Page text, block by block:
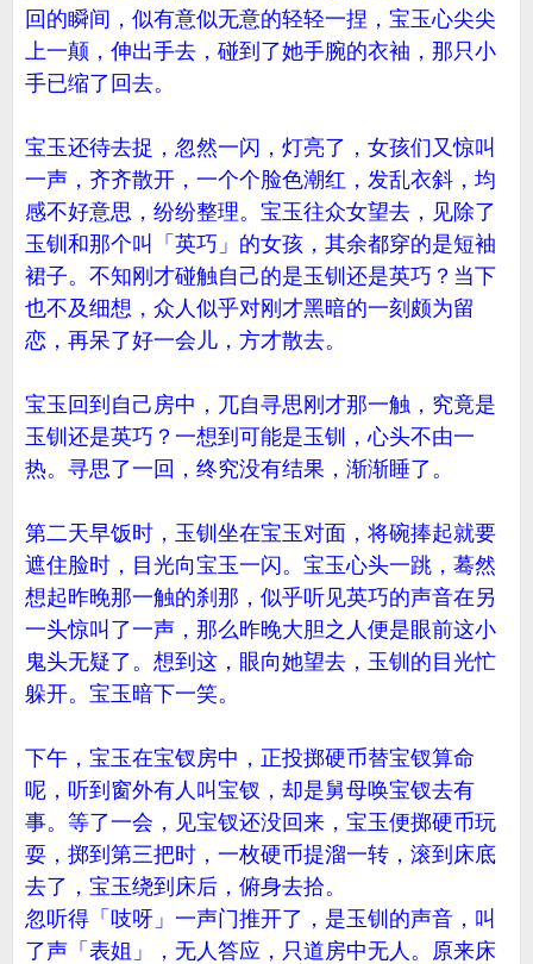
回的瞬间，似有意似无意的轻轻一捏，宝玉心尖尖
上一颠，伸出手去，碰到了她手腕的衣袖，那只小
手已缩了回去。
宝玉还待去捉，忽然一闪，灯亮了，女孩们又惊叫
一声，齐齐散开，一个个脸色潮红，发乱衣斜，均
感不好意思，纷纷整理。宝玉往众女望去，见除了
玉钏和那个叫「英巧」的女孩，其余都穿的是短袖
裙子。不知刚才碰触自己的是玉钏还是英巧？当下
也不及细想，众人似乎对刚才黑暗的一刻颇为留
恋，再呆了好一会儿，方才散去。
宝玉回到自己房中，兀自寻思刚才那一触，究竟是
玉钏还是英巧？一想到可能是玉钏，心头不由一
热。寻思了一回，终究没有结果，渐渐睡了。
第二天早饭时，玉钏坐在宝玉对面，将碗捧起就要
遮住脸时，目光向宝玉一闪。宝玉心头一跳，蓦然
想起昨晚那一触的刹那，似乎听见英巧的声音在另
一头惊叫了一声，那么昨晚大胆之人便是眼前这小
鬼头无疑了。想到这，眼向她望去，玉钏的目光忙
躲开。宝玉暗下一笑。
下午，宝玉在宝钗房中，正投掷硬币替宝钗算命
呢，听到窗外有人叫宝钗，却是舅母唤宝钗去有
事。等了一会，见宝钗还没回来，宝玉便掷硬币玩
耍，掷到第三把时，一枚硬币提溜一转，滚到床底
去了，宝玉绕到床后，俯身去拾。
忽听得「吱呀」一声门推开了，是玉钏的声音，叫
了声「表姐」，无人答应，只道房中无人。原来床